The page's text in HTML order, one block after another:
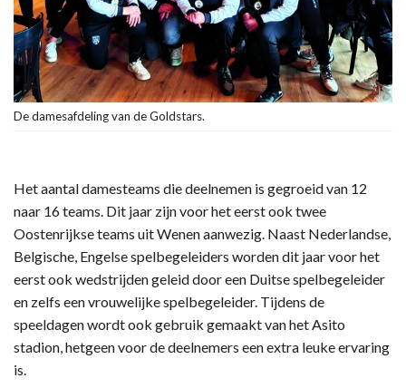
De damesafdeling van de Goldstars.
Het aantal damesteams die deelnemen is gegroeid van 12
naar 16 teams. Dit jaar zijn voor het eerst ook twee
Oostenrijkse teams uit Wenen aanwezig. Naast Nederlandse,
Belgische, Engelse spelbegeleiders worden dit jaar voor het
eerst ook wedstrijden geleid door een Duitse spelbegeleider
en zelfs een vrouwelijke spelbegeleider. Tijdens de
speeldagen wordt ook gebruik gemaakt van het Asito
stadion, hetgeen voor de deelnemers een extra leuke ervaring
is.